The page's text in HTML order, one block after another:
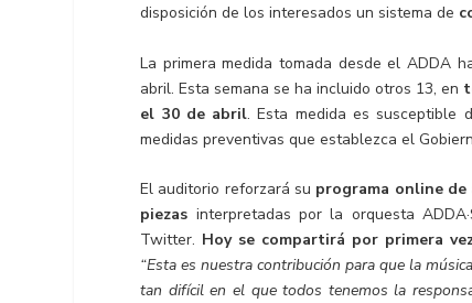
disposición de los interesados un sistema de
La primera medida tomada desde el ADDA
abril. Esta semana se ha incluido otros 13, en
el 30 de abril. Esta medida es susceptible
medidas preventivas que establezca el
El auditorio reforzará su programa online
piezas interpretadas por la orquesta
Twitter. Hoy se compartirá por primera
“Esta es nuestra contribución para que la
tan difícil en el que todos tenemos la